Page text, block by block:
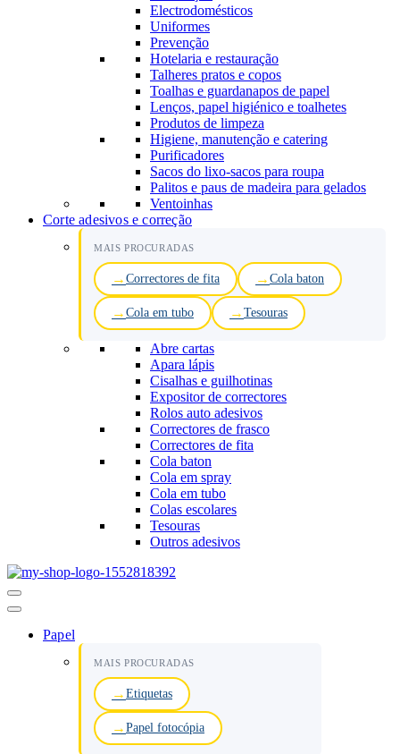
Electrodomésticos
Uniformes
Prevenção
Hotelaria e restauração
Talheres pratos e copos
Toalhas e guardanapos de papel
Lenços, papel higiénico e toalhetes
Produtos de limpeza
Higiene, manutenção e catering
Purificadores
Sacos do lixo-sacos para roupa
Palitos e paus de madeira para gelados
Ventoinhas
Corte adesivos e correção
MAIS PROCURADAS
Correctores de fita Cola baton
Cola em tubo Tesouras
Abre cartas
Apara lápis
Cisalhas e guilhotinas
Expositor de correctores
Rolos auto adesivos
Correctores de frasco
Correctores de fita
Cola baton
Cola em spray
Cola em tubo
Colas escolares
Tesouras
Outros adesivos
Menu
de
Papel
MAIS PROCURADAS
Etiquetas
Papel fotocópia